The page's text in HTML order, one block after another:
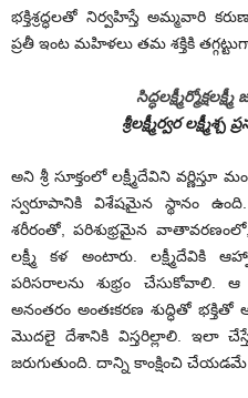
భక్తిశ్రద్ధలతో నిర్వహిస్తే అమ్మవారి
ప్రతీ ఇంట మహిళలు తమ శక్తికి
శ్రీలక్ష్మీర్వర
అని శ్రీ సూక్తంలో లక్ష్మీదేవిని
స్వరూపానికి విశేషమైన స్థానం ఉంది.
శరీరంతో, పరిశుభ్రమైన
లక్ష్మీ కళ అంటారు. లక్ష్మీదేవికి
పరిసరాలను శుభ్రం చేసుకోవాలి.
అనంతరం అంతఃకరణ శుద్ధితో
మొదలై దేశానికి విస్తరిల్లాలి. ఇలా చేస్తే
జరుగుతుంది. దాన్ని కాంక్షించి చేయడమే